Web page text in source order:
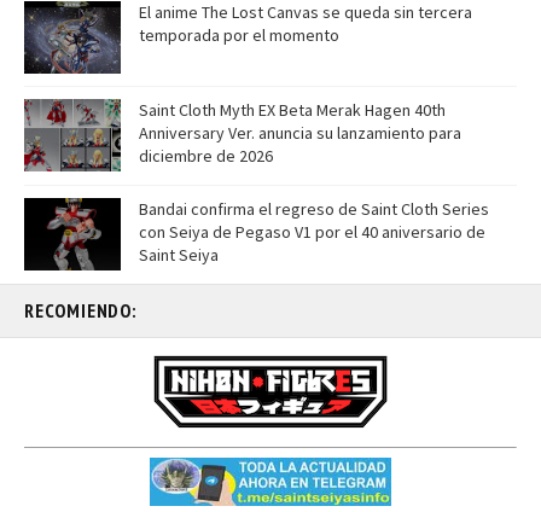
El anime The Lost Canvas se queda sin tercera
temporada por el momento
Saint Cloth Myth EX Beta Merak Hagen 40th
Anniversary Ver. anuncia su lanzamiento para
diciembre de 2026
Bandai confirma el regreso de Saint Cloth Series
con Seiya de Pegaso V1 por el 40 aniversario de
Saint Seiya
RECOMIENDO: